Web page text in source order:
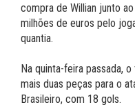
compra de Willian junto
milhões de euros pelo
quantia.
Na quinta-feira passada,
mais duas peças para o
Brasileiro, com 18 gols.